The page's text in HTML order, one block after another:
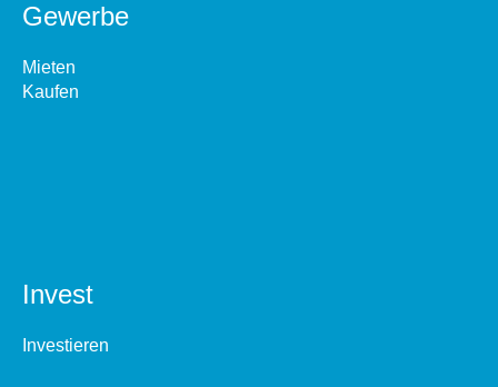
Gewerbe
Mieten
Kaufen
Invest
Investieren